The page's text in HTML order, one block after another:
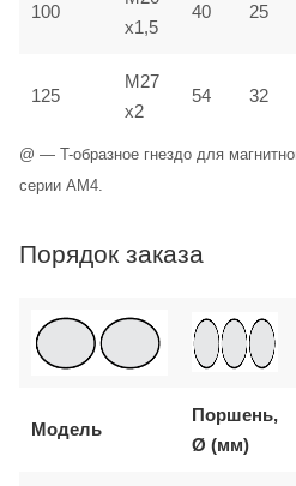
100
x1,5
40 25
125
M27
x2
54 32
@ — T-образное гнездо для
серии AM4.
Порядок заказа
Модель
Поршень,
Ø (мм)